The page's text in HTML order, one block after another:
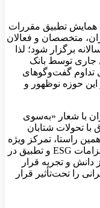
تطبیق مقررات
متخصصان و فعالان
برگزار شود؛ لذا
در ۲۱ دی‌ماه سال جاری توسط بانک
تداوم گفت‌وگوهای
حوزه نوظهور و
با شعار «به‌سوی
با تحولات شتابان
راستا، تمرکز ویژه
این دوره بر دو موضوع مهم و به‌روز یعنی الزامات ESG و تطبیق در
و تجربه قرار
را تحت‌تأثیر قرار